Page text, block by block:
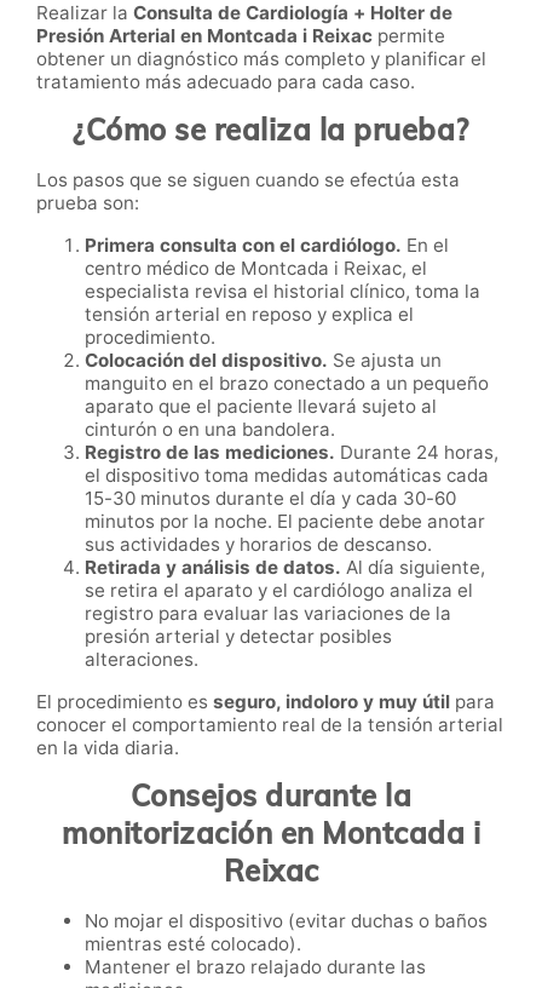
Realizar la Consulta de Cardiología + Holter de
Presión Arterial en Montcada i Reixac permite
obtener un diagnóstico más completo y planificar el
tratamiento más adecuado para cada caso.
¿Cómo se realiza la prueba?
Los pasos que se siguen cuando se efectúa esta
prueba son:
Primera consulta con el cardiólogo. En el
centro médico de Montcada i Reixac, el
especialista revisa el historial clínico, toma la
tensión arterial en reposo y explica el
procedimiento.
Colocación del dispositivo. Se ajusta un
manguito en el brazo conectado a un pequeño
aparato que el paciente llevará sujeto al
cinturón o en una bandolera.
Registro de las mediciones. Durante 24 horas,
el dispositivo toma medidas automáticas cada
15-30 minutos durante el día y cada 30-60
minutos por la noche. El paciente debe anotar
sus actividades y horarios de descanso.
Retirada y análisis de datos. Al día siguiente,
se retira el aparato y el cardiólogo analiza el
registro para evaluar las variaciones de la
presión arterial y detectar posibles
alteraciones.
El procedimiento es seguro, indoloro y muy útil para
conocer el comportamiento real de la tensión arterial
en la vida diaria.
Consejos durante la
monitorización en Montcada i
Reixac
No mojar el dispositivo (evitar duchas o baños
mientras esté colocado).
Mantener el brazo relajado durante las